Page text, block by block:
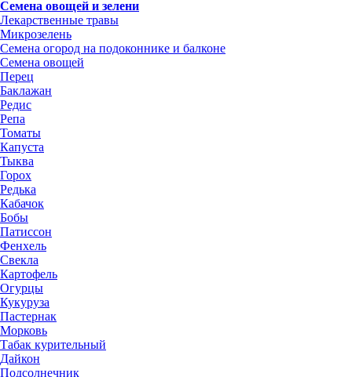
Семена овощей и зелени
Лекарственные травы
Микрозелень
Семена огород на подоконнике и балконе
Семена овощей
Перец
Баклажан
Редис
Репа
Томаты
Капуста
Тыква
Горох
Редька
Кабачок
Бобы
Патиссон
Фенхель
Свекла
Картофель
Огурцы
Кукуруза
Пастернак
Морковь
Табак курительный
Дайкон
Подсолнечник